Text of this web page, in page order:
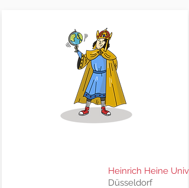
Heinrich Heine
Düsseldorf